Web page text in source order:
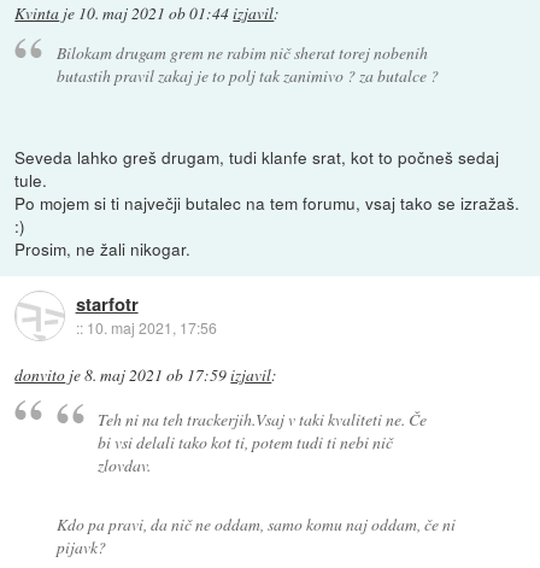
Kvinta je 10. maj 2021 ob 01:44izjavil:
Bilokam drugam grem ne rabim nič sherat torej nobenih
butastih pravil zakaj je to polj tak zanimivo ? za butalce ?
Seveda lahko greš drugam, tudi klanfe srat, kot to počneš sedaj
tule.
Po mojem si ti največji butalec na tem forumu, vsaj tako se izražaš.
:)
Prosim, ne žali nikogar.
starfotr
:: 10. maj 2021, 17:56
donvito je8. maj 2021 ob 17:59izjavil:
Teh ni na teh trackerjih.Vsaj v taki kvaliteti ne. Če
bi vsi delali tako kot ti, potem tudi ti nebi nič
zlovdav.
Kdo pa pravi, da nič ne oddam, samo komu naj oddam, če ni
pijavk?